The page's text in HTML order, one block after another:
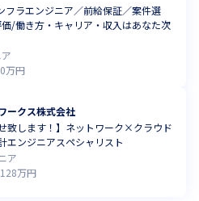
フラエンジニア／前給保証／案件選
/働き方・キャリア・収入はあなた次
万円
ークス株式会社
致します！】ネットワーク×クラウド
エンジニアスペシャリスト
ア
万円